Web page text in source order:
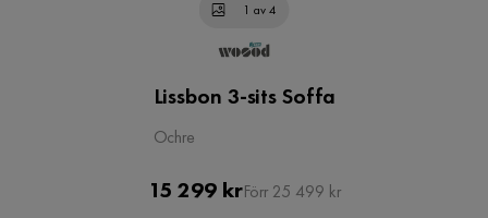
1 av 4
Lissbon 3-sits Soffa
Ochre
Pris
15 299 krOriginal
Förr 25 499 kr